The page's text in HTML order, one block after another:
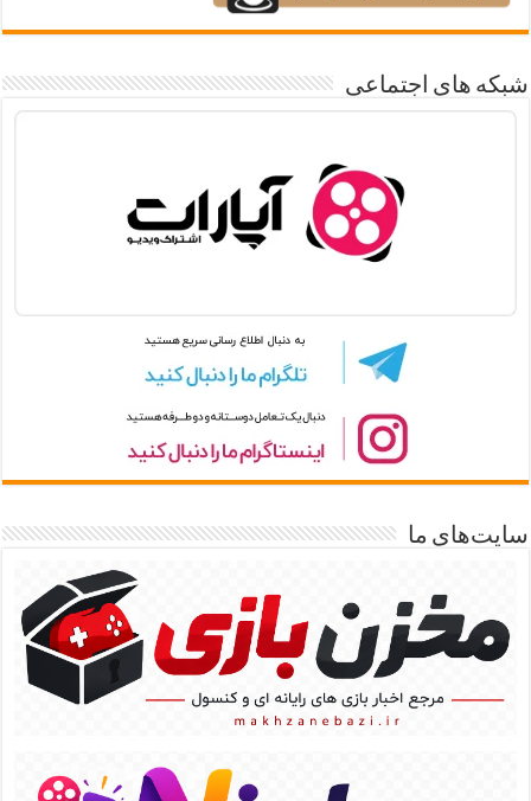
شبکه های اجتماعی
سایت‌های ما